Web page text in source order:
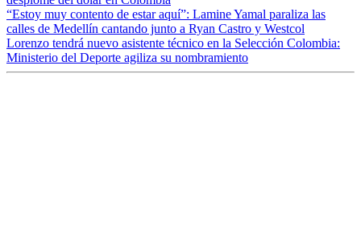
“Estoy muy contento de estar aquí”: Lamine Yamal paraliza las
calles de Medellín cantando junto a Ryan Castro y Westcol
Lorenzo tendrá nuevo asistente técnico en la Selección Colombia:
Ministerio del Deporte agiliza su nombramiento